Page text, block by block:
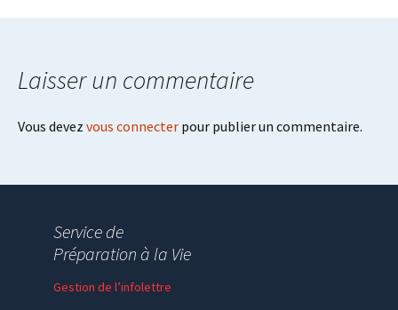
navigation
Laisser un commentaire
Vous devez vous connecter pour publier un commentaire.
Service de
Préparation à la Vie
Gestion de l’infolettre